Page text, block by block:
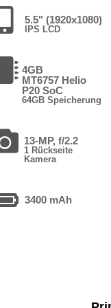
5.5" (1920x1080)
IPS LCD
4GB
MT6757 Helio
P20 SoC
64GB Speicherung
13-MP, f/2.2
1 Rückseite
Kamera
3400 mAh